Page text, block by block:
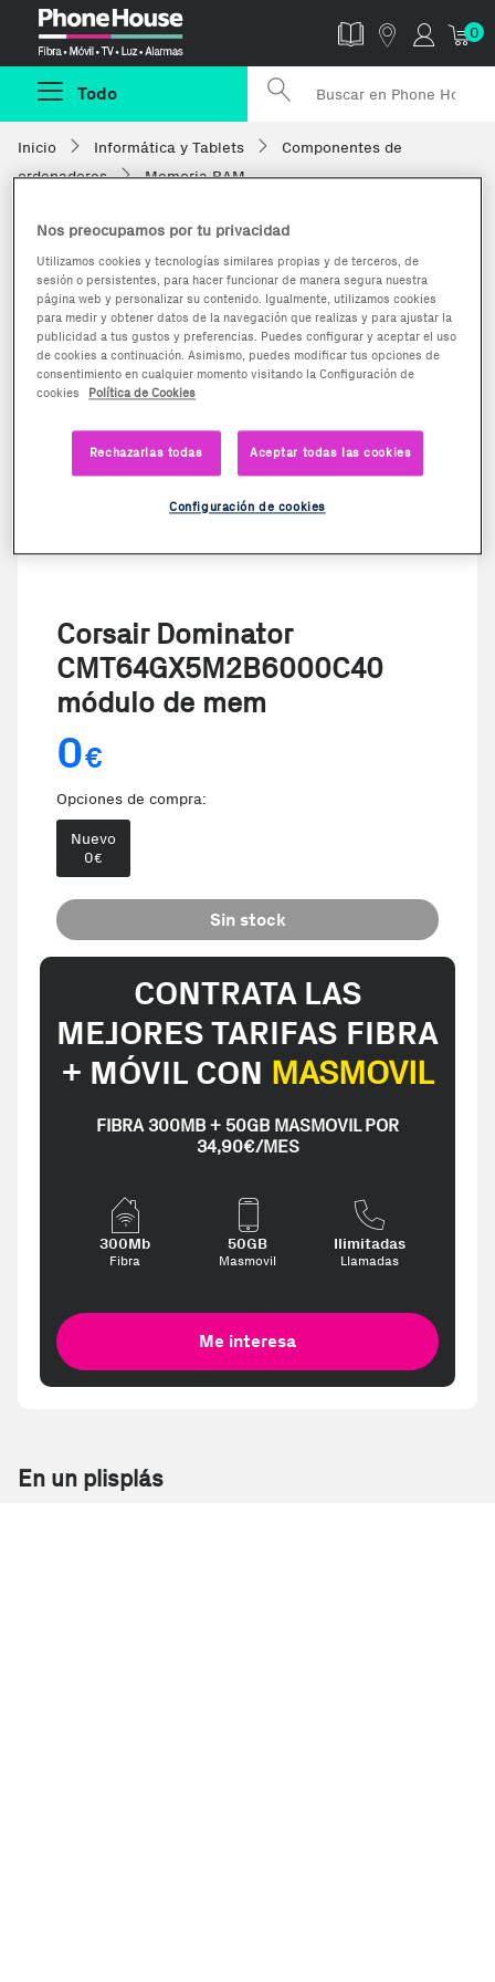
0
Todo
Inicio Informática y Tablets
Componentes de
ordenadores
Memoria RAM
Corsair Dominator
CMT64GX5M2B6000C40
módulo de mem
0€
Opciones de compra:
Nuevo
0€
Sin stock
CONTRATA LAS
MEJORES TARIFAS FIBRA
+ MÓVIL CON MASMOVIL
FIBRA 300MB + 50GB MASMOVIL POR
34,90€/MES
300Mb
Fibra
50GB
Masmovil
Ilimitadas
Llamadas
Me interesa
En un plisplás
Nos preocupamos por tu privacidad
Utilizamos cookies y tecnologías similares propias y de terceros, de
sesión o persistentes, para hacer funcionar de manera segura nuestra
página web y personalizar su contenido. Igualmente, utilizamos cookies
para medir y obtener datos de la navegación que realizas y para ajustar la
publicidad a tus gustos y preferencias. Puedes configurar y aceptar el uso
de cookies a continuación. Asimismo, puedes modificar tus opciones de
consentimiento en cualquier momento visitando la Configuración de
cookies
Política de Cookies
Rechazarlas todas Aceptar todas las cookies
Configuración de cookies